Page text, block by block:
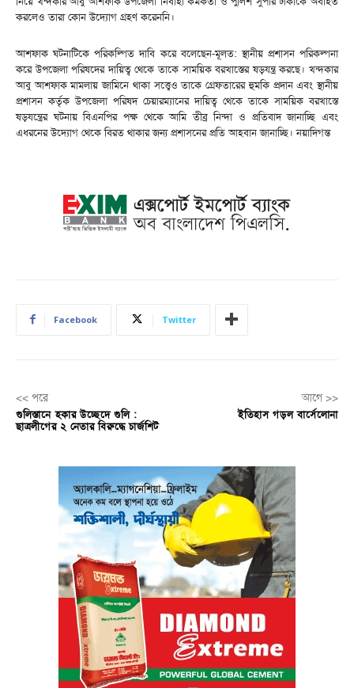
করলেও তারা কোন উদ্যোগ গ্রহণ করেননি।
আশফাক ঘটনাটিকে পরিকল্পিত দাবি করে বলেছেন-মূলত: স্থানীয় প্রশাসন পরিকল্পনা
করে উপজেলা পরিষদের দায়িত্ব থেকে তাকে সাময়িক বরখাস্তের ষড়যন্ত্র করছে। খন্দকার
আবু আশফাক মামলায় জামিনে থাকা সত্ত্বেও তাকে গ্রেফতারের হুমকি প্রদান এবং স্থানীয়
প্রশাসন কর্তৃক উপজেলা পরিষদ চেয়ারম্যানের দায়িত্ব থেকে তাকে সাময়িক বরখাস্তে
ষড়যন্ত্রের ঘটনায় বিএনপির পক্ষ থেকে আমি তীব্র নিন্দা ও প্রতিবাদ জানাচ্ছি এবং
এধরনের উদ্যোগ থেকে বিরত থাকার জন্য প্রশাসনের প্রতি আহবান জানাচ্ছি। নয়াদিগন্ত
Facebook Twitter
<< পরে
গুলিস্তানে হকার উচ্ছেদে গুলি :
ছাত্রলীগের ২ নেতার বিরুদ্ধে চার্জশিট
আগে >>
ইতিহাস গড়ল বার্সেলোনা